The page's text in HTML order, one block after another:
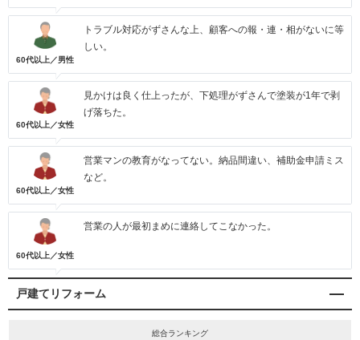
60代以上／男性
トラブル対応がずさんな上、顧客への報・連・相がないに等
しい。
60代以上／女性
見かけは良く仕上ったが、下処理がずさんで塗装が1年で剥
げ落ちた。
60代以上／女性
営業マンの教育がなってない。納品間違い、補助金申請ミス
など。
60代以上／女性
営業の人が最初まめに連絡してこなかった。
戸建てリフォーム
総合ランキング